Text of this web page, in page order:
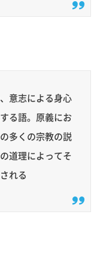
意志による身心
る語。原義にお
多くの宗教の説
道理によってそ
れる